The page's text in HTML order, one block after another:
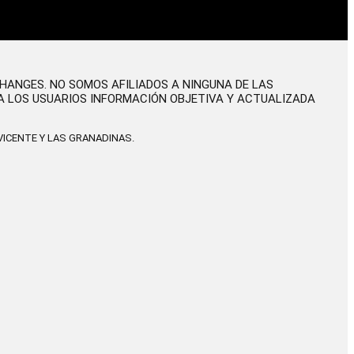
NO SOMOS AFILIADOS A NINGUNA DE LAS
LOS USUARIOS INFORMACIÓN OBJETIVA Y ACTUALIZADA
Y LAS GRANADINAS.